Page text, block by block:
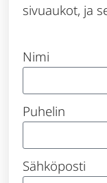
sivuaukot, ja
Nimi
Puhelin
Sähköposti